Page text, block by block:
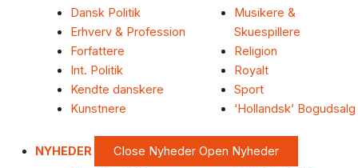
Dansk Politik
Erhverv & Profession
Forfattere
Int. Politik
Kendte danskere
Kunstnere
Musikere &
Skuespillere
Religion
Royalt
Sport
‘Hollandsk’ Bogudsalg
NYHEDER Close Nyheder Open Nyheder